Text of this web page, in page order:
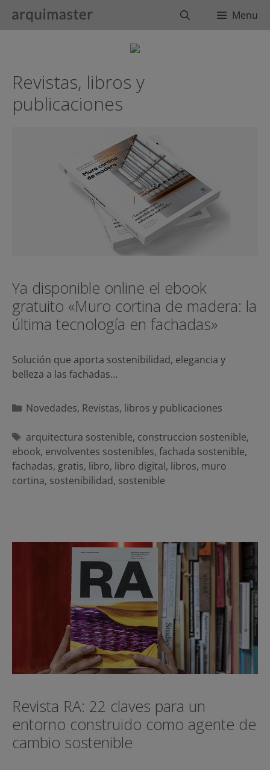
BuscarMenu
Revistas, libros y
publicaciones
Ya disponible online el ebook
gratuito «Muro cortina de madera: la
última tecnología en fachadas»
Solución que aporta sostenibilidad, elegancia y
belleza a las fachadas…
Categorías
Novedades, Revistas, libros y publicaciones
Etiquetas
arquitectura sostenible, construccion sostenible,
ebook, envolventes sostenibles, fachada sostenible,
fachadas, gratis, libro, libro digital, libros, muro
cortina, sostenibilidad, sostenible
Revista RA: 22 claves para un
entorno construido como agente de
cambio sostenible